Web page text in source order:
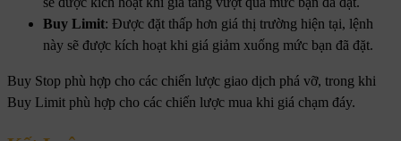
Buy Limit: Được đặt thấp hơn giá thị trường hiện tại, lệnh
này sẽ được kích hoạt khi giá giảm xuống mức bạn đã đặt.
Buy Stop phù hợp cho các chiến lược giao dịch phá vỡ, trong khi
Buy Limit phù hợp cho các chiến lược mua khi giá chạm đáy.